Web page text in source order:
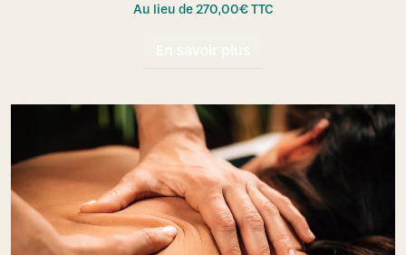
Au lieu de270,00€TTC
En savoir plus